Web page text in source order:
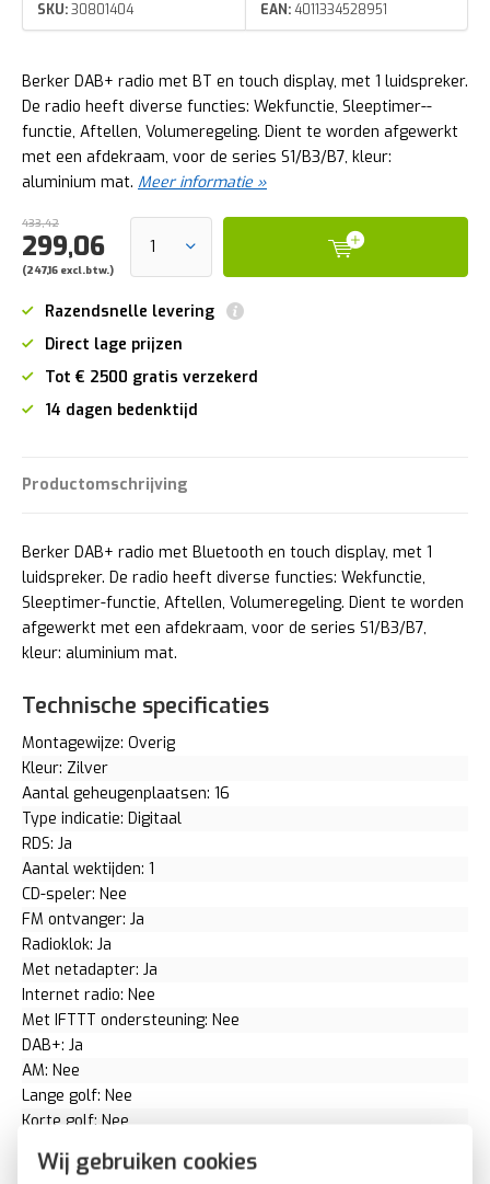
Wij gebruiken cookies
SKU:30801404 EAN:4011334528951
Berker DAB+ radio met BT en touch display, met 1 luidspreker.
De radio heeft diverse functies: Wekfunctie, Sleep­ti­mer-­
functie, Aftellen, Volu­me­re­ge­ling. Dient te worden afgewerkt
met een afdekraam, voor de series S1/B3/B7, kleur:
aluminium mat. Meer informatie »
433,42
299,06
(247,16 excl.btw.)
Razendsnelle levering
Direct lage prijzen
Tot € 2500 gratis verzekerd
14 dagen bedenktijd
Productomschrijving
Berker DAB+ radio met Bluetooth en touch display, met 1
luidspreker. De radio heeft diverse functies: Wekfunctie,
Sleep­ti­mer-­functie, Aftellen, Volu­me­re­ge­ling. Dient te worden
afgewerkt met een afdekraam, voor de series S1/B3/B7,
kleur: aluminium mat.
Technische specificaties
Montagewijze: Overig
Kleur: Zilver
Aantal geheugenplaatsen: 16
Type indicatie: Digitaal
RDS: Ja
Aantal wektijden: 1
CD-speler: Nee
FM ontvanger: Ja
Radioklok: Ja
Met netadapter: Ja
Internet radio: Nee
Met IFTTT ondersteuning: Nee
DAB+: Ja
AM: Nee
Lange golf: Nee
Korte golf: Nee
Compatible met Google Assistant: Nee